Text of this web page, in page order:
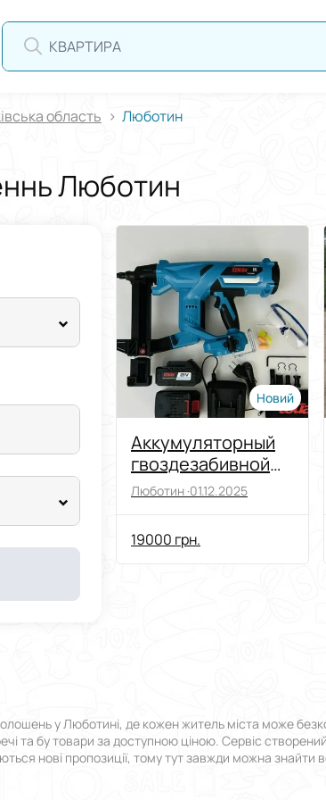
КВАРТИРА
область Люботин
Люботин
Новий
Аккумуляторный
гвоздезабивной
Toua DCCN 40A
Люботин ·01.12.2025
19000 грн.
у Люботині, де кожен житель міста може
та бу товари за доступною ціною. Сервіс
нові пропозиції, тому тут завжди можна знайти